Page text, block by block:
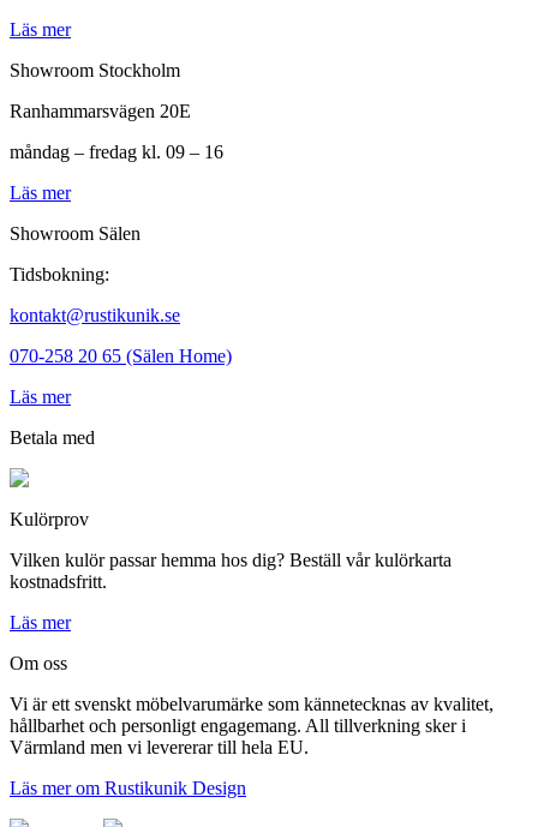
Läs mer
Showroom Stockholm
Ranhammarsvägen 20E
måndag – fredag kl. 09 – 16
Läs mer
Showroom Sälen
Tidsbokning:
kontakt@rustikunik.se
070-258 20 65 (Sälen Home)
Läs mer
Betala med
Kulörprov
Vilken kulör passar hemma hos dig? Beställ vår kulörkarta
kostnadsfritt.
Läs mer
Om oss
Vi är ett svenskt möbelvarumärke som kännetecknas av kvalitet,
hållbarhet och personligt engagemang. All tillverkning sker i
Värmland men vi levererar till hela EU.
Läs mer om Rustikunik Design